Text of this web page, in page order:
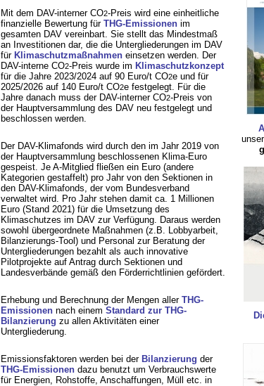
Mit dem DAV-interner CO2-Preis wird eine einheitliche
finanzielle Bewertung für THG-Emissionenim
gesamten DAV vereinbart. Sie stellt das Mindestmaß
an Investitionen dar, die die Untergliederungen im DAV
für Klimaschutzmaßnahmeneinsetzen werden. Der
DAV-interne CO2-Preis wurde im Klimaschutzkonzept
für die Jahre 2023/2024 auf 90 Euro/t CO2e und für
2025/2026 auf 140 Euro/t CO2e festgelegt. Für die
Jahre danach muss der DAV-interner CO2-Preis von
der Hauptversammlung des DAV neu festgelegt und
beschlossen werden.
Der DAV-Klimafonds wird durch den im Jahr 2019 von
der Hauptversammlung beschlossenen Klima-Euro
gespeist. Je A-Mitglied fließen ein Euro (andere
Kategorien gestaffelt) pro Jahr von den Sektionen in
den DAV-Klimafonds, der vom Bundesverband
verwaltet wird. Pro Jahr stehen damit ca. 1 Millionen
Euro (Stand 2021) für die Umsetzung des
Klimaschutzes im DAV zur Verfügung. Daraus werden
sowohl übergeordnete Maßnahmen (z.B. Lobbyarbeit,
Bilanzierungs-Tool) und Personal zur Beratung der
Untergliederungen bezahlt als auch innovative
Pilotprojekte auf Antrag durch Sektionen und
Landesverbände gemäß den Förderrichtlinien gefördert.
Erhebung und Berechnung der Mengen aller THG-
Emissionennach einem Standard zur THG-
Bilanzierung zu allen Aktivitäten einer
Untergliederung.
Emissionsfaktoren werden bei der Bilanzierung der
THG-Emissionendazu benutzt um Verbrauchswerte
für Energien, Rohstoffe, Anschaffungen, Müll etc. in